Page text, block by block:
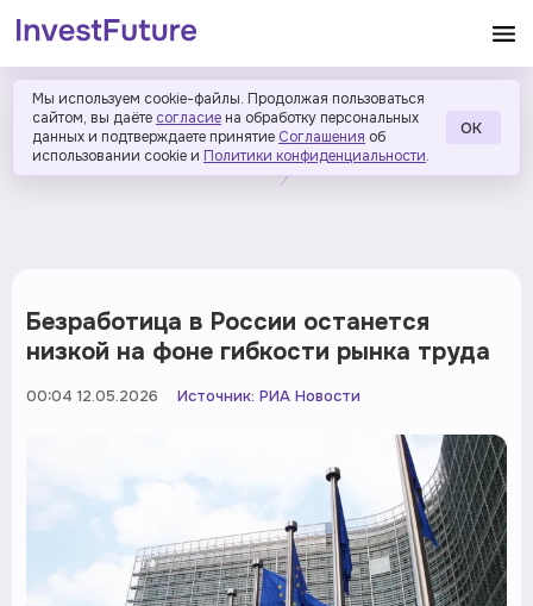
Мы используем cookie-файлы. Продолжая пользоваться
сайтом, вы даёте согласие на обработку персональных
данных и подтверждаете принятие Соглашения об
использовании cookie и Политики конфиденциальности.
ОК
Безработица в России останется
низкой на фоне гибкости рынка труда
00:04 12.05.2026 Источник: РИА Новости